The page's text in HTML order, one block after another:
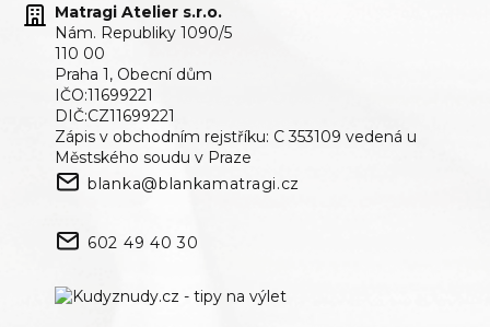
Matragi Atelier s.r.o.
Nám. Republiky 1090/5
110 00
Praha 1, Obecní dům
IČO:11699221
DIČ:CZ11699221
Zápis v obchodním rejstříku: C 353109 vedená u
Městského soudu v Praze
blanka@blankamatragi.cz
602 49 40 30